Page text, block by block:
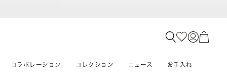
コラボレーション コレクション ニュース お手入れ